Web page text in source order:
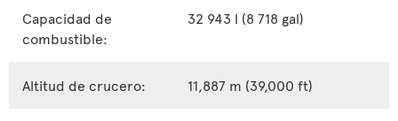
Capacidad de
combustible:
32 943 l (8 718 gal)
Altitud de crucero: 11,887 m (39,000 ft)